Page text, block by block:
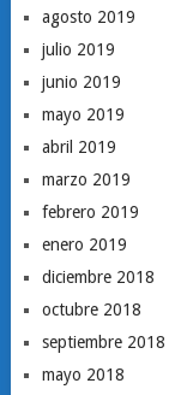
agosto 2019
julio 2019
junio 2019
mayo 2019
abril 2019
marzo 2019
febrero 2019
enero 2019
diciembre 2018
octubre 2018
septiembre 2018
mayo 2018